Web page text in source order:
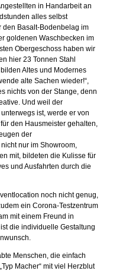
in Handarbeit an
alles selbst
den Basalt-Bodenbelag im
goldenen Waschbecken im
Obergeschoss haben wir
hier 23 Tonnen Stahl
Altes und Modernes
alte Sachen wieder!“,
nichts von der Stange, denn
Und weil der
ist, werde er von
den Hausmeister gehalten,
der
nur im Showroom,
mit, bildeten die Kulisse für
und Ausfahrten durch die
noch nicht genug,
ein Corona-Testzentrum
mit einem Freund in
die individuelle Gestaltung
Menschen, die einfach
Macher“ mit viel Herzblut